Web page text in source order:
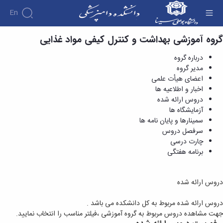
En
درباره
دانشکده
تاریخچه
ریاست
دانشکده
رؤسای
پیشین
آلبوم
عکس
اطلاعات
دانشکده
آموزشی
معاونت
آموزش
آموزش
تقویم
آموزشی
دروس
ارائه
شده
دوره
کاردانی
فرم
آئین
ها
ترم
پژوهش
پژوهش
اولویت
های
پژوهشی
نمایه
های
معتبر
علمی
آئین
و
فرآیندها
اساتید
اساتید
دانشکده
اساتید
بازنشسته
کارکنان
آموزشی
گروه
های
آموزشی
گروه
آموزشی
گروه
علوم
درمانگاهی
گروه
دروس ارائه شده - دانشکده دامپزشکی
گروه آموزشی بهداشت و کنترل کیفی مواد غذایی
درباره گروه
مدیر گروه
اعضای هیأت علمی
اخبار و اطلاعیه ها
دروس ارائه شده
آزمایشگاه ها
سمینارها و پایان نامه ها
سرفصل دروس
چارت درسی
برنامه هفتگی
دروس ارائه شده
دروس ارائه شده مربوط به کل دانشکده می باشد .
جهت مشاهده دروس مربوط به گروه آموزشی ،فیلتر مناسب را انتخاب نمایید.